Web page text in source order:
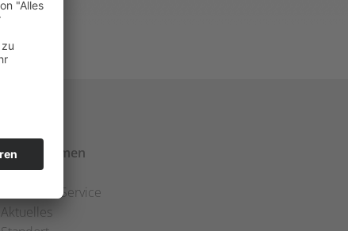
Unternehmen
Über Uns
Office Full Service
Aktuelles